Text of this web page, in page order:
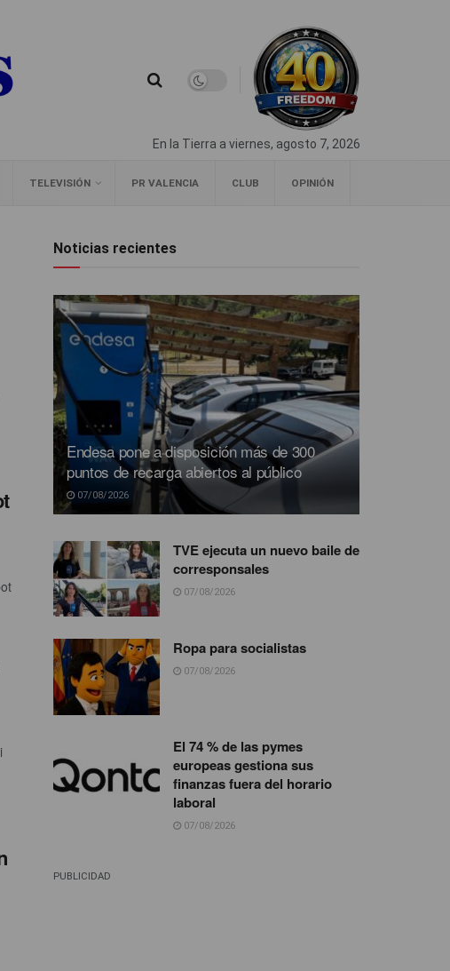
En la Tierra a viernes, agosto 7, 2026
TELEVISIÓN PR VALENCIA CLUB OPINIÓN
Noticias recientes
Endesa pone a disposición más de 300
puntos de recarga abiertos al público
07/08/2026
TVE ejecuta un nuevo baile de
corresponsales
07/08/2026
Ropa para socialistas
07/08/2026
El 74 % de las pymes
europeas gestiona sus
finanzas fuera del horario
laboral
07/08/2026
PUBLICIDAD